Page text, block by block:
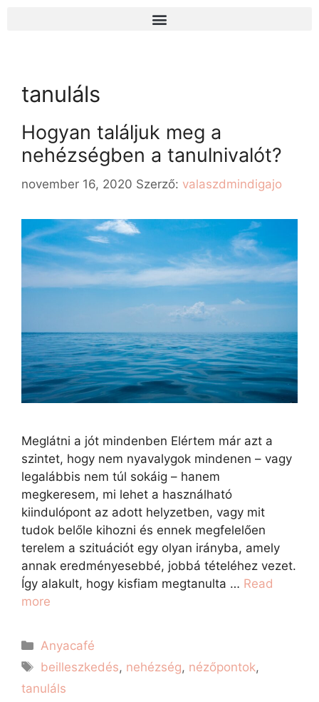
tanuláls
Hogyan találjuk meg a
nehézségben a tanulnivalót?
november 16, 2020 Szerző: valaszdmindigajo
Meglátni a jót mindenben Elértem már azt a
szintet, hogy nem nyavalygok mindenen – vagy
legalábbis nem túl sokáig – hanem
megkeresem, mi lehet a használható
kiindulópont az adott helyzetben, vagy mit
tudok belőle kihozni és ennek megfelelően
terelem a szituációt egy olyan irányba, amely
annak eredményesebbé, jobbá tételéhez vezet.
Így alakult, hogy kisfiam megtanulta … Read
more
Anyacafé
beilleszkedés, nehézség, nézőpontok,
tanuláls